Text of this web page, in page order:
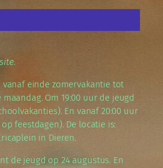
vanaf einde zomervakantie tot
Om 19:00 uur de jeugd
En vanaf 20:00 uur
feestdagen). De locatie is:
in Dieren.
de jeugd op 24 augustus. En